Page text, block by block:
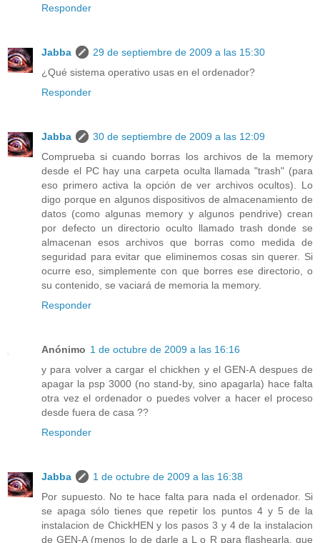
Responder
Jabba
29 de septiembre de 2009 a las 15:30
¿Qué sistema operativo usas en el ordenador?
Responder
Jabba
30 de septiembre de 2009 a las 12:09
Comprueba si cuando borras los archivos de la memory
desde el PC hay una carpeta oculta llamada "trash" (para
eso primero activa la opción de ver archivos ocultos). Lo
digo porque en algunos dispositivos de almacenamiento de
datos (como algunas memory y algunos pendrive) crean
por defecto un directorio oculto llamado trash donde se
almacenan esos archivos que borras como medida de
seguridad para evitar que eliminemos cosas sin querer. Si
ocurre eso, simplemente con que borres ese directorio, o
su contenido, se vaciará de memoria la memory.
Responder
Anónimo 1 de octubre de 2009 a las 16:16
y para volver a cargar el chickhen y el GEN-A despues de
apagar la psp 3000 (no stand-by, sino apagarla) hace falta
otra vez el ordenador o puedes volver a hacer el proceso
desde fuera de casa ??
Responder
Jabba
1 de octubre de 2009 a las 16:38
Por supuesto. No te hace falta para nada el ordenador. Si
se apaga sólo tienes que repetir los puntos 4 y 5 de la
instalacion de ChickHEN y los pasos 3 y 4 de la instalacion
de GEN-A (menos lo de darle a L o R para flashearla, que